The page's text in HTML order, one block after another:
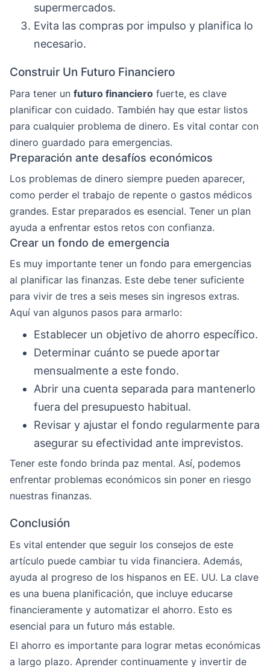
supermercados.
Evita las compras por impulso y planifica lo
necesario.
Construir Un Futuro Financiero
Para tener un futuro financiero fuerte, es clave
planificar con cuidado. También hay que estar listos
para cualquier problema de dinero. Es vital contar con
dinero guardado para emergencias.
Preparación ante desafíos económicos
Los problemas de dinero siempre pueden aparecer,
como perder el trabajo de repente o gastos médicos
grandes. Estar preparados es esencial. Tener un plan
ayuda a enfrentar estos retos con confianza.
Crear un fondo de emergencia
Es muy importante tener un fondo para emergencias
al planificar las finanzas. Este debe tener suficiente
para vivir de tres a seis meses sin ingresos extras.
Aquí van algunos pasos para armarlo:
Establecer un objetivo de ahorro específico.
Determinar cuánto se puede aportar
mensualmente a este fondo.
Abrir una cuenta separada para mantenerlo
fuera del presupuesto habitual.
Revisar y ajustar el fondo regularmente para
asegurar su efectividad ante imprevistos.
Tener este fondo brinda paz mental. Así, podemos
enfrentar problemas económicos sin poner en riesgo
nuestras finanzas.
Conclusión
Es vital entender que seguir los consejos de este
artículo puede cambiar tu vida financiera. Además,
ayuda al progreso de los hispanos en EE. UU. La clave
es una buena planificación, que incluye educarse
financieramente y automatizar el ahorro. Esto es
esencial para un futuro más estable.
El ahorro es importante para lograr metas económicas
a largo plazo. Aprender continuamente y invertir de